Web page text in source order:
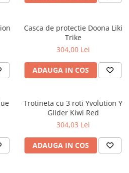
Casca de protectie Doona Liki
Trike
304,00 Lei
ADAUGA IN COS
Trotineta cu 3 roti Yvolution Y
Glider Kiwi Red
304,03 Lei
ADAUGA IN COS